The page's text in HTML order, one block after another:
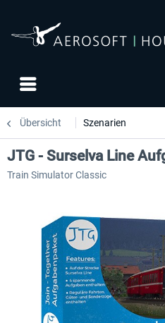
Übersicht Szenarien
JTG - Surselva Line
Train Simulator Classic